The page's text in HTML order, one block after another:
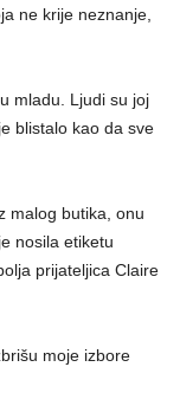
ne krije neznanje,
mladu. Ljudi su joj
blistalo kao da sve
malog butika, onu
nosila etiketu
prijateljica Claire
moje izbore